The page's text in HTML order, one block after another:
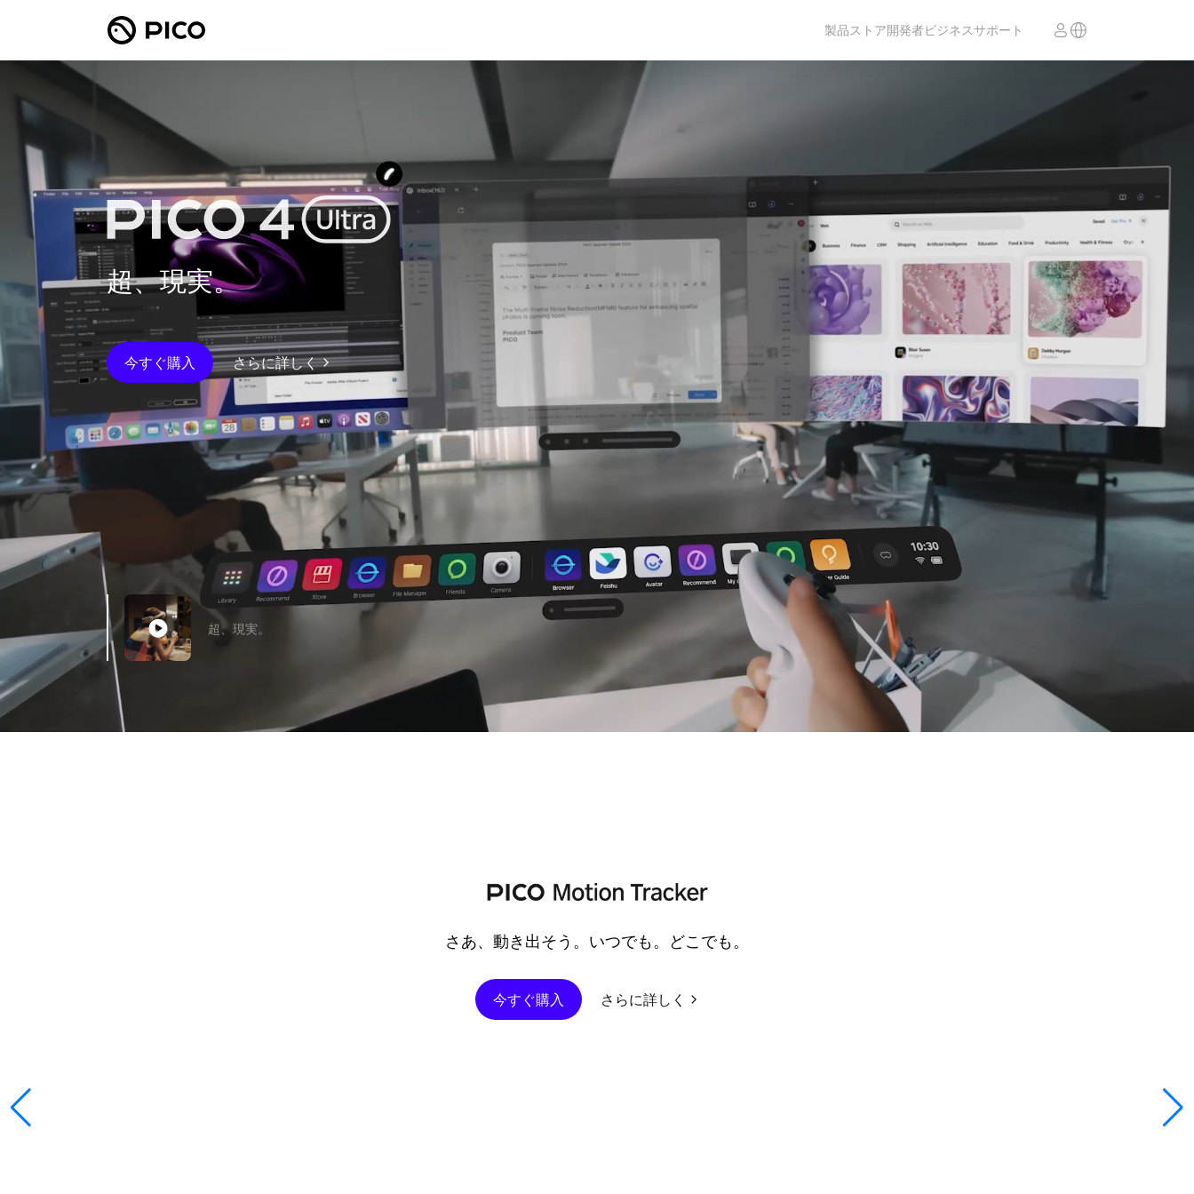
製品ストア開発者ビジネスサポート
超、現実。
今すぐ購入 さらに詳しく
超、現実。
さあ、動き出そう。いつでも。どこでも。
今すぐ購入 さらに詳しく